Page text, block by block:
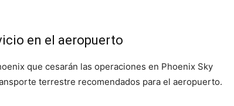
en el aeropuerto
que cesarán las operaciones en Phoenix Sky
terrestre recomendados para el aeropuerto.